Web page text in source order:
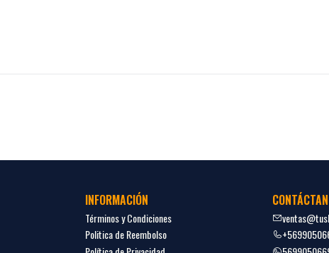
INFORMACIÓN
Términos y Condiciones
Politica de Reembolso